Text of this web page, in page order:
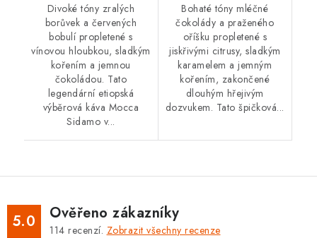
Divoké tóny zralých
borůvek a červených
bobulí propletené s
vínovou hloubkou, sladkým
kořením a jemnou
čokoládou. Tato
legendární etiopská
výběrová káva Mocca
Sidamo v...
Bohaté tóny mléčné
čokolády a praženého
oříšku propletené s
jiskřivými citrusy, sladkým
karamelem a jemným
kořením, zakončené
dlouhým hřejivým
dozvukem. Tato špičková...
5.0 Ověřeno zákazníky
114 recenzí. Zobrazit všechny recenze